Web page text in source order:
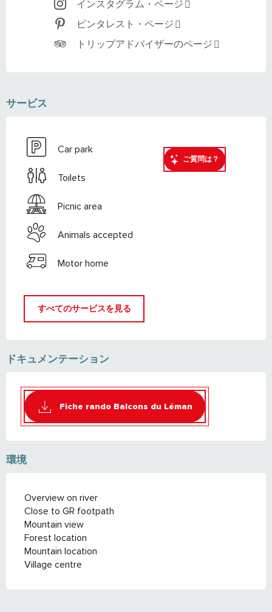
ご質問は？
インスタグラム・ページ
ピンタレスト・ページ
トリップアドバイザーのページ
サービス
Car park
Toilets
Picnic area
Animals accepted
Motor home
すべてのサービスを見る
ドキュメンテーション
Fiche rando Balcons du Léman
環境
Overview on river
Close to GR footpath
Mountain view
Forest location
Mountain location
Village centre